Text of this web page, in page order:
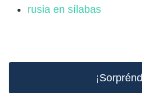
rusia en sílabas